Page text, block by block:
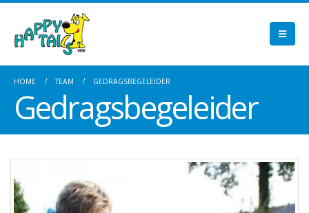
HOME TEAM GEDRAGSBEGELEIDER
Gedragsbegeleider